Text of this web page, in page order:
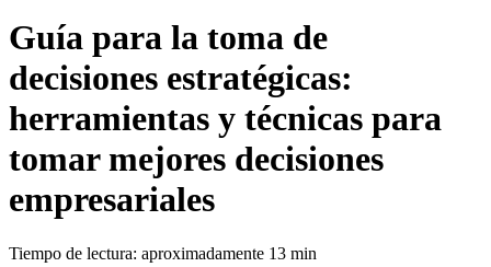
Guía para la toma de
decisiones estratégicas:
herramientas y técnicas para
tomar mejores decisiones
empresariales
Tiempo de lectura: aproximadamente 13 min